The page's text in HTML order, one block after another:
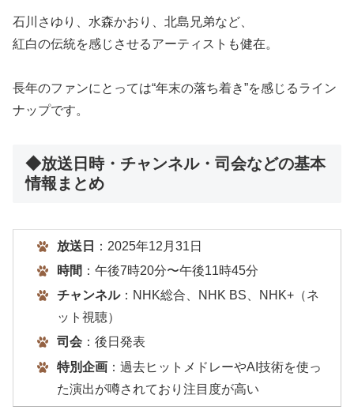
石川さゆり、水森かおり、北島兄弟など、
紅白の伝統を感じさせるアーティストも健在。
長年のファンにとっては“年末の落ち着き”を感じるライン
ナップです。
◆放送日時・チャンネル・司会などの基本
情報まとめ
放送日
：2025年12月31日
時間 ：午後7時20分〜午後11時45分
チャンネル：NHK総合、NHK BS、NHK+（ネ
ット視聴）
司会：後日発表
特別企画：過去ヒットメドレーやAI技術を使っ
た演出が噂されており注目度が高い